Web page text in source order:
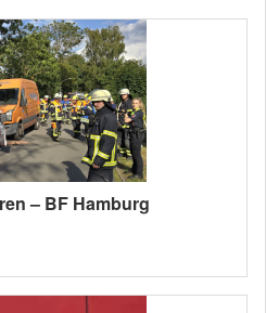
– BF Hamburg